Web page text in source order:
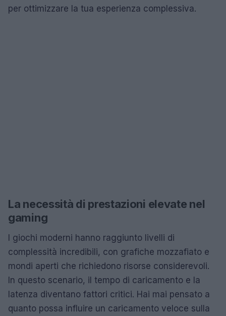
per ottimizzare la tua esperienza complessiva.
La necessità di prestazioni elevate nel
gaming
I giochi moderni hanno raggiunto livelli di
complessità incredibili, con grafiche mozzafiato e
mondi aperti che richiedono risorse considerevoli.
In questo scenario, il tempo di caricamento e la
latenza diventano fattori critici. Hai mai pensato a
quanto possa influire un caricamento veloce sulla